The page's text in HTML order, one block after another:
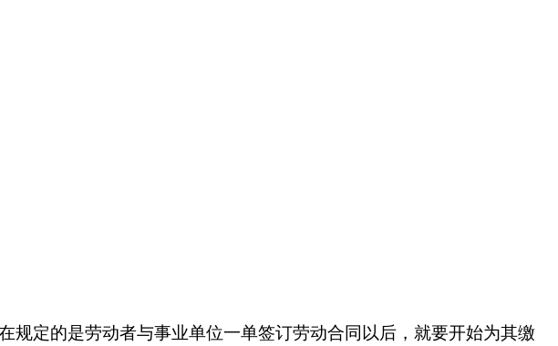
定的是劳动者与事业单位一单签订劳动合同以后，就要开始为其缴